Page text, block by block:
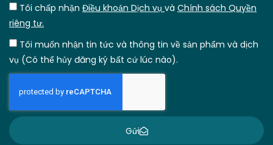
Tôi chấp nhận Điều khoản Dịch vụ và Chính sách Quyền
riêng tư.
Tôi muốn nhận tin tức và thông tin về sản phẩm và dịch
vụ (Có thể hủy đăng ký bất cứ lúc nào).
Gửi